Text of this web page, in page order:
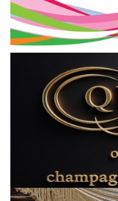
Ελληνικά English